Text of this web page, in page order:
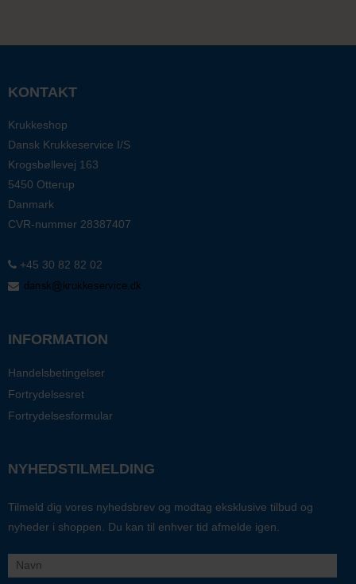
KONTAKT
Krukkeshop
Dansk Krukkeservice I/S
Krogsbøllevej 163
5450 Otterup
Danmark
CVR-nummer 28387407
+45 30 82 82 02
INFORMATION
Handelsbetingelser
Fortrydelsesret
Fortrydelsesformular
NYHEDSTILMELDING
Tilmeld dig vores nyhedsbrev og modtag eksklusive tilbud og
nyheder i shoppen. Du kan til enhver tid afmelde igen.